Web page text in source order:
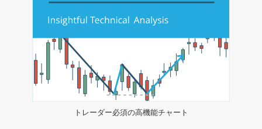
トレーダー必須の高機能チャート